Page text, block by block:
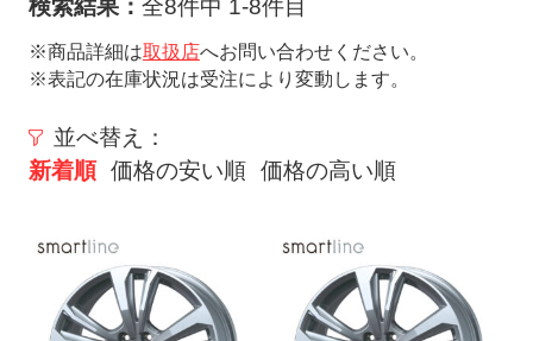
検索結果： 全8件中 1-8件目
※商品詳細は取扱店へお問い合わせください。
※表記の在庫状況は受注により変動します。
並べ替え：
新着順 価格の安い順 価格の高い順